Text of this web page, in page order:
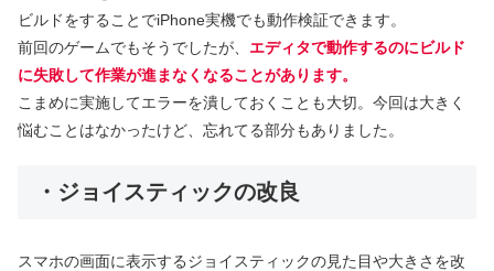
ビルドをすることでiPhone実機でも動作検証できます。
前回のゲームでもそうでしたが、 エディタで動作するのにビルド
に失敗して作業が進まなくなることがあります。
こまめに実施してエラーを潰しておくことも大切。今回は大きく
悩むことはなかったけど、忘れてる部分もありました。
・ジョイスティックの改良
スマホの画面に表示するジョイスティックの見た目や大きさを改